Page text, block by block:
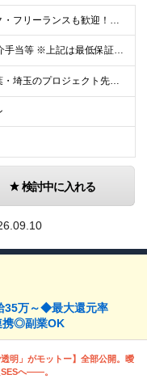
【学歴不問／ブランク・フリーランスも歓迎！】 ●何かしらの言語での開発経験がある方（担当フェーズ・経験年数不問！） ※外国籍の方は日本語能力試験N1必須 ★こんな方にピッタリです！ ・還元率や評価制
月給35万円以上＋紹介手当等 ※上記は最低保証額。前職給与を保証します ※固定残業代（40時間分／5万8594円以上）含む。超過分は別途全額支給 ※案件単価から「10万円（会社利益）」を引いた額が還元
【東京・神奈川・千葉・埼玉のプロジェクト先】 ※転居を伴う転勤なし。ご希望や居住地を考慮して決定します。 ※リモートワーク導入案件多数（フルリモートもあり）。 ＜本社＞ 東京都品川区東五反田5-22
検討中に入れる
35万～◆最大還元率
携◎副業OK
透明」がモットー】全部公開。曖
SESへ――。